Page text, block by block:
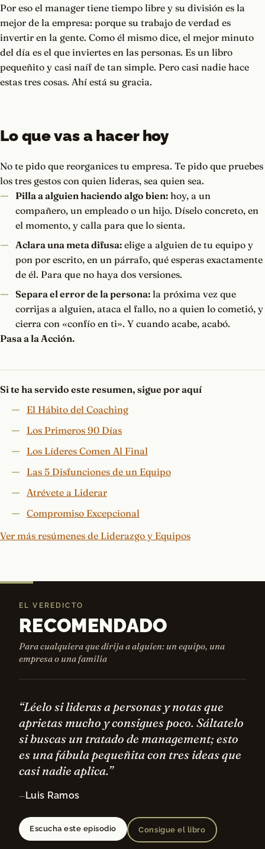
Por eso el manager tiene tiempo libre y su división es la
mejor de la empresa: porque su trabajo de verdad es
invertir en la gente. Como él mismo dice, el mejor minuto
del día es el que inviertes en las personas. Es un libro
pequeñito y casi naíf de tan simple. Pero casi nadie hace
estas tres cosas. Ahí está su gracia.
Lo que vas a hacer hoy
No te pido que reorganices tu empresa. Te pido que pruebes
los tres gestos con quien lideras, sea quien sea.
Pilla a alguien haciendo algo bien:hoy, a un
compañero, un empleado o un hijo. Díselo concreto, en
el momento, y calla para que lo sienta.
Aclara una meta difusa:elige a alguien de tu equipo y
pon por escrito, en un párrafo, qué esperas exactamente
de él. Para que no haya dos versiones.
Separa el error de la persona:la próxima vez que
corrijas a alguien, ataca el fallo, no a quien lo cometió, y
cierra con «confío en ti». Y cuando acabe, acabó.
Pasa a la Acción.
Si te ha servido este resumen, sigue por aquí
El Hábito del Coaching
Los Primeros 90 Días
Los Líderes Comen Al Final
Las 5 Disfunciones de un Equipo
Atrévete a Liderar
Compromiso Excepcional
Ver más resúmenes de Liderazgo y Equipos
EL VEREDICTO
RECOMENDADO
Para cualquiera que dirija a alguien: un equipo, una
empresa o una familia
“Léelo si lideras a personas y notas que
aprietas mucho y consigues poco. Sáltatelo
si buscas un tratado de management; esto
es una fábula pequeñita con tres ideas que
casi nadie aplica.”
— Luis Ramos
Escucha este episodio Consigue el libro